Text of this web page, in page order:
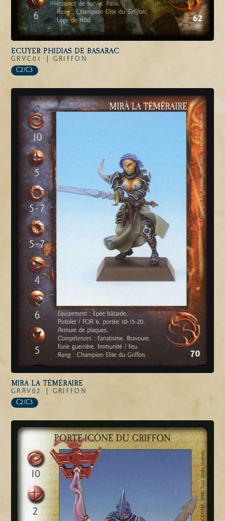
ECUYER PHIDIAS DE BASARAC
GRVC01 |
GRIFFON
C2/C3
MIRA LA TÉMÉRAIRE
GRAV02 |
GRIFFON
C2/C3